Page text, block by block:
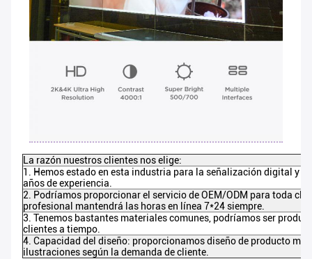
La razón nuestros clientes nos elige:
1. Hemos estado en esta industria para la señalización digital y
años de experiencia.
2. Podríamos proporcionar el servicio de OEM/ODM para toda
profesional mantendrá las horas en línea 7*24 siempre.
3. Tenemos bastantes materiales comunes, podríamos ser
clientes a tiempo.
4. Capacidad del diseño: proporcionamos diseño de producto
ilustraciones según la demanda de cliente.